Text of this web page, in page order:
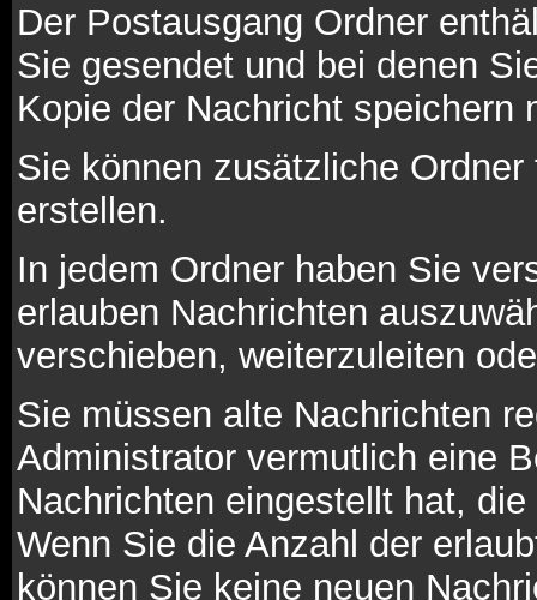
Der Postausgang Ordner
Sie gesendet und bei denen
Kopie der Nachricht speichern
Sie können zusätzliche
erstellen.
In jedem Ordner haben Sie
erlauben Nachrichten
verschieben, weiterzuleiten
Sie müssen alte Nachrichten
Administrator vermutlich eine
Nachrichten eingestellt hat,
Wenn Sie die Anzahl der
können Sie keine neuen